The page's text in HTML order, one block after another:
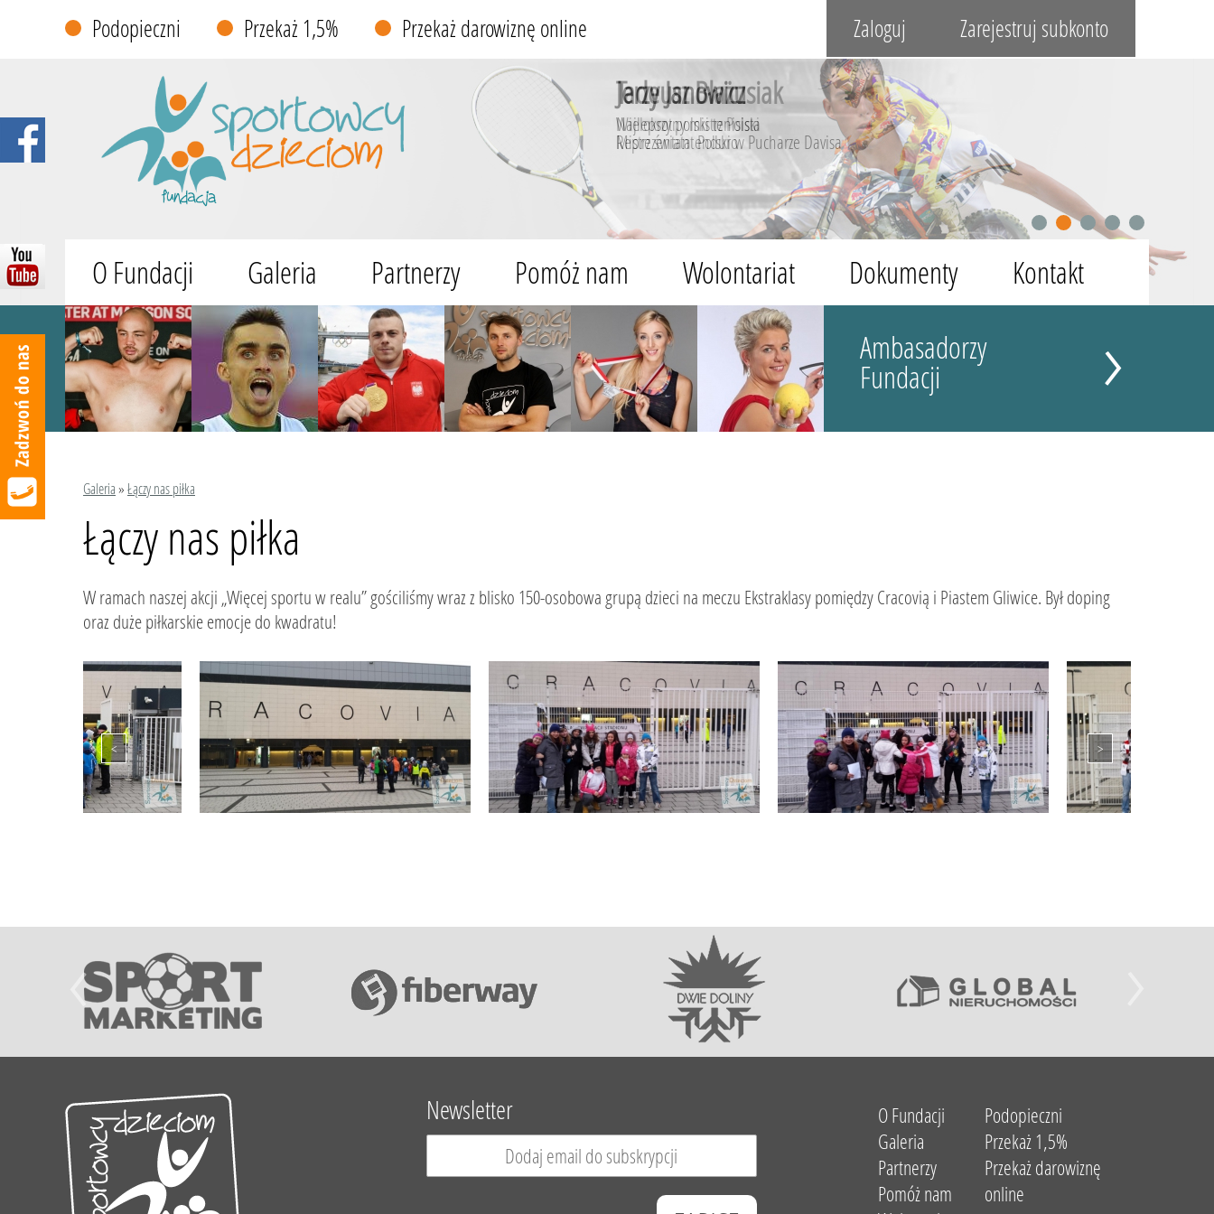
Podopieczni Przekaż 1,5% Przekaż darowiznę online Zaloguj Zarejestruj subkonto
Jerzy Janowicz
Najlepszy polski tenisista
Reprezentant Polski w Pucharze Davisa
1 2 3 4 5
O Fundacji Galeria Partnerzy Pomóż nam Wolontariat Dokumenty
Kontakt
Ambasadorzy
Fundacji
Galeria»Łączy nas piłka
Łączy nas piłka
W ramach naszej akcji „Więcej sportu w realu” gościliśmy wraz z blisko 150-osobowa grupą dzieci na meczu Ekstraklasy pomiędzy Cracovią i Piastem Gliwice. Był doping
oraz duże piłkarskie emocje do kwadratu!
Newsletter
O Fundacji
Galeria
Partnerzy
Pomóż nam
Podopieczni
Przekaż 1,5%
Przekaż darowiznę
online